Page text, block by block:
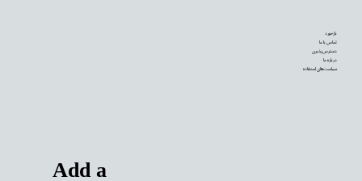
Add a
بازخورد
تماس با ما
دسترس‌پذیری
درباره ما
سیاست‌های استفاده